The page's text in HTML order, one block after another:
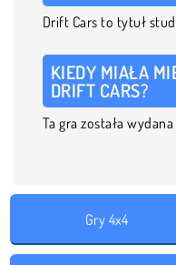
Drift Cars to tytuł
KIEDY MIAŁA
DRIFT CARS?
Ta gra została
Gry 4x4